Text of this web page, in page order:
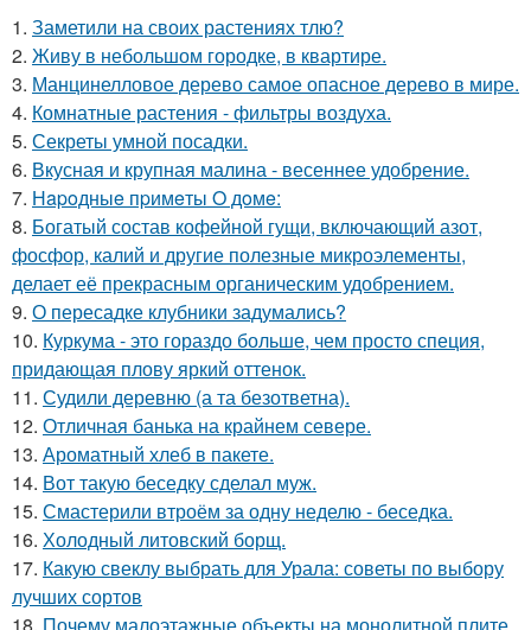
1. Заметили на своих растениях тлю?
2. Живу в небольшом городке, в квартире.
3. Манцинелловое дерево самое опасное дерево в мире.
4. Комнатные растения - фильтры воздуха.
5. Секреты умной посадки.
6. Вкусная и крупная малина - весеннее удобрение.
7. Нapoдныe пpимeты O дoмe:
8. Богатый состав кофейной гущи, включающий азот,
фосфор, калий и другие полезные микроэлементы,
делает её прекрасным органическим удобрением.
9. О пересадке клубники задумались?
10. Куркума - это гораздо больше, чем просто специя,
придающая плову яркий оттенок.
11. Судили деревню (а та безответна).
12. Отличная банька на крайнем севере.
13. Ароматный хлеб в пакете.
14. Вот такую беседку сделал муж.
15. Смастерили втроём за одну неделю - беседка.
16. Холодный литовский борщ.
17. Какую свеклу выбрать для Урала: советы по выбору
лучших сортов
18. Почему малоэтажные объекты на монолитной плите